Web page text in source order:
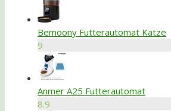
Bemoony Futterautomat Katze
9
Anmer A25 Futterautomat
8.9